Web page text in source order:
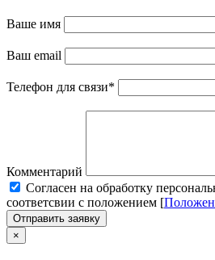
Ваше имя
Ваш email
Телефон для связи*
Комментарий
Cогласен на обработку
соответсвии с положением [
Отправить заявку
×